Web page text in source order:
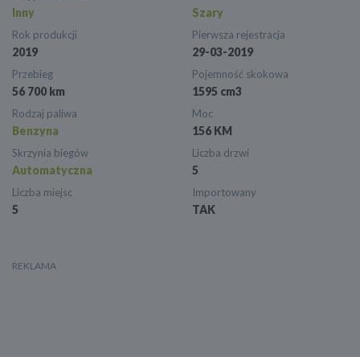
Inny Szary
Rok produkcji
2019
Pierwsza rejestracja
29-03-2019
Przebieg
56 700 km
Pojemność skokowa
1595 cm3
Rodzaj paliwa
Benzyna
Moc
156 KM
Skrzynia biegów
Automatyczna
Liczba drzwi
5
Liczba miejsc
5
Importowany
TAK